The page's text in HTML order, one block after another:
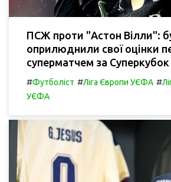
ПСЖ проти "Астон Вілли":
оприлюднили свої оцінки
суперматчем за
#Футболіст #Ліга Європи УЄФА #
УЄФА